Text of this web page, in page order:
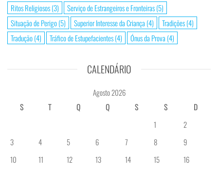
Ritos Religiosos(3) Serviço de Estrangeiros e Fronteiras(5)
Situação de Perigo(5) Superior Interesse da Criança (4) Tradições(4)
Tradução(4) Tráfico de Estupefacientes(4) Ónus da Prova (4)
CALENDÁRIO
Agosto 2026
S
T Q Q S S
D
1
2
3
4 5 6 7 8
9
10
11 12 13 14 15
16